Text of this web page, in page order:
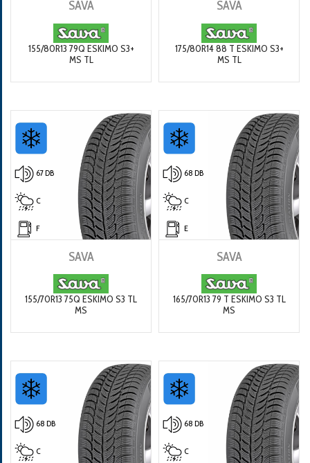
SAVA
155/80R13 79Q ESKIMO S3+
MS TL
SAVA
175/80R14 88 T ESKIMO S3+
MS TL
67 DB
C
F
SAVA
155/70R13 75Q ESKIMO S3 TL
MS
68 DB
C
E
SAVA
165/70R13 79 T ESKIMO S3 TL
MS
68 DB
C
68 DB
C